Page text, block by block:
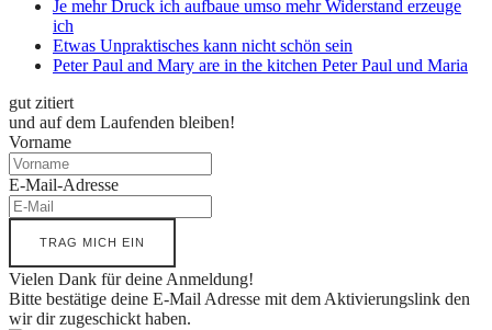
Je mehr Druck ich aufbaue umso mehr Widerstand erzeuge
ich
Etwas Unpraktisches kann nicht schön sein
Peter Paul and Mary are in the kitchen Peter Paul und Maria
gut zitiert
und auf dem Laufenden bleiben!
Vorname
E-Mail-Adresse
TRAG MICH EIN
Vielen Dank für deine Anmeldung!
Bitte bestätige deine E-Mail Adresse mit dem Aktivierungslink den
wir dir zugeschickt haben.